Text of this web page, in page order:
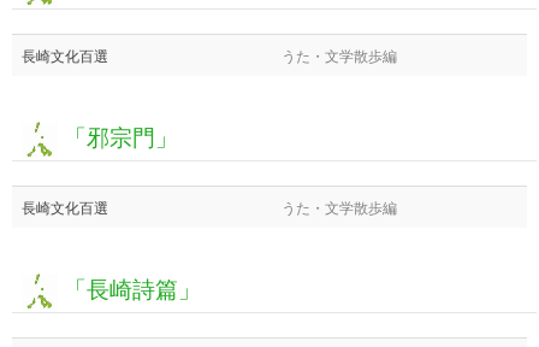
長崎文化百選 うた・文学散歩編
「邪宗門」
長崎文化百選 うた・文学散歩編
「長崎詩篇」